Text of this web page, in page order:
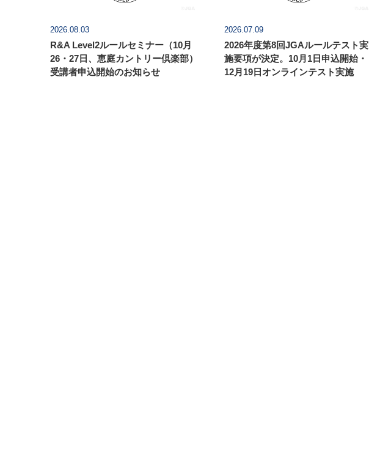
2026.08.03
R&A Level2ルールセミナー（10月
26・27日、恵庭カントリー倶楽部）
受講者申込開始のお知らせ
2026.07.09
2026年度第8回JGAルールテスト実
施要項が決定。10月1日申込開始・
12月19日オンラインテスト実施